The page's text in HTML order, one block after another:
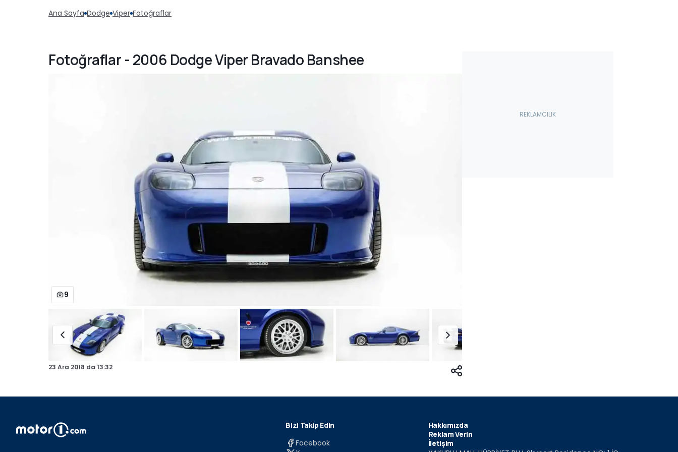
Ana Sayfa Dodge Viper Fotoğraflar
Fotoğraflar - 2006 Dodge Viper Bravado Banshee
9
23 Ara 2018 da 13:32
Bizi Takip Edin
Facebook
Hakkımızda
Reklam Verin
İletişim